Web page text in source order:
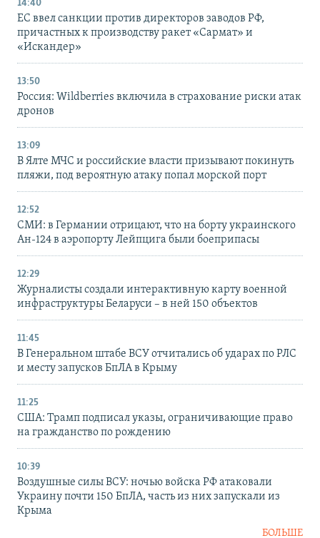
14:40
ЕС ввел санкции против директоров заводов РФ,
причастных к производству ракет «Сармат» и
«Искандер»
13:50
Россия: Wildberries включила в страхование риски атак
дронов
13:09
В Ялте МЧС и российские власти призывают покинуть
пляжи, под вероятную атаку попал морской порт
12:52
СМИ: в Германии отрицают, что на борту украинского
Ан-124 в аэропорту Лейпцига были боеприпасы
12:29
Журналисты создали интерактивную карту военной
инфраструктуры Беларуси – в ней 150 объектов
11:45
В Генеральном штабе ВСУ отчитались об ударах по РЛС
и месту запусков БпЛА в Крыму
11:25
США: Трамп подписал указы, ограничивающие право
на гражданство по рождению
10:39
Воздушные силы ВСУ: ночью войска РФ атаковали
Украину почти 150 БпЛА, часть из них запускали из
Крыма
БОЛЬШЕ